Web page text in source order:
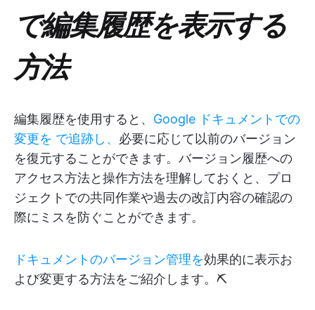
で編集履歴を表示する
方法
編集履歴を使用すると、 Google ドキュメントでの
変更を で追跡し、 必要に応じて以前のバージョン
を復元することができます。バージョン履歴への
アクセス方法と操作方法を理解しておくと、プロ
ジェクトでの共同作業や過去の改訂内容の確認の
際にミスを防ぐことができます。
ドキュメントのバージョン管理を効果的に表示お
よび変更する方法をご紹介します。⛏️